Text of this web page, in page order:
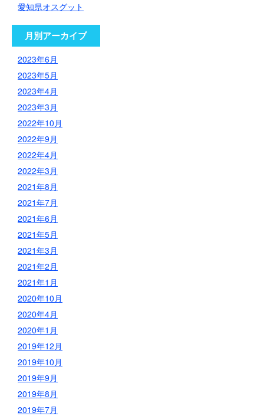
愛知県オスグット
月別アーカイブ
2023年6月
2023年5月
2023年4月
2023年3月
2022年10月
2022年9月
2022年4月
2022年3月
2021年8月
2021年7月
2021年6月
2021年5月
2021年3月
2021年2月
2021年1月
2020年10月
2020年4月
2020年1月
2019年12月
2019年10月
2019年9月
2019年8月
2019年7月